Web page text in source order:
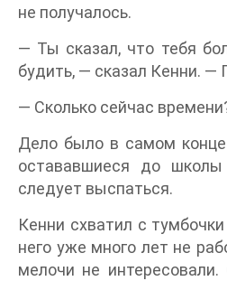
не получалось.
— Ты сказал, что тебя
будить, — сказал Кенни. —
— Сколько сейчас
Дело было в самом конце
остававшиеся до
следует выспаться.
Кенни схватил с
него уже много лет не
мелочи не